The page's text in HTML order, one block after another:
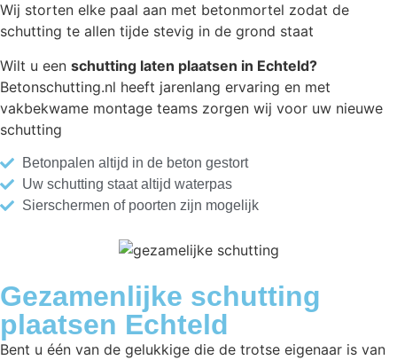
Wij storten elke paal aan met betonmortel zodat de
schutting te allen tijde stevig in de grond staat
Wilt u een schutting laten plaatsen in Echteld?
Betonschutting.nl heeft jarenlang ervaring en met
vakbekwame montage teams zorgen wij voor uw nieuwe
schutting
Betonpalen altijd in de beton gestort
Uw schutting staat altijd waterpas
Sierschermen of poorten zijn mogelijk
Gezamenlijke schutting
plaatsen Echteld
Bent u één van de gelukkige die de trotse eigenaar is van